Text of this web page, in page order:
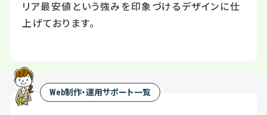
リア最安値という強みを印象づけるデザインに仕
上げております。
Web制作・運用サポート一覧